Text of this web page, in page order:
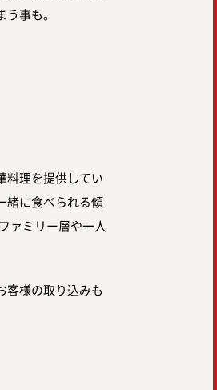
事も。
料理を提供してい
緒に食べられる傾
ァミリー層や一人
客様の取り込みも